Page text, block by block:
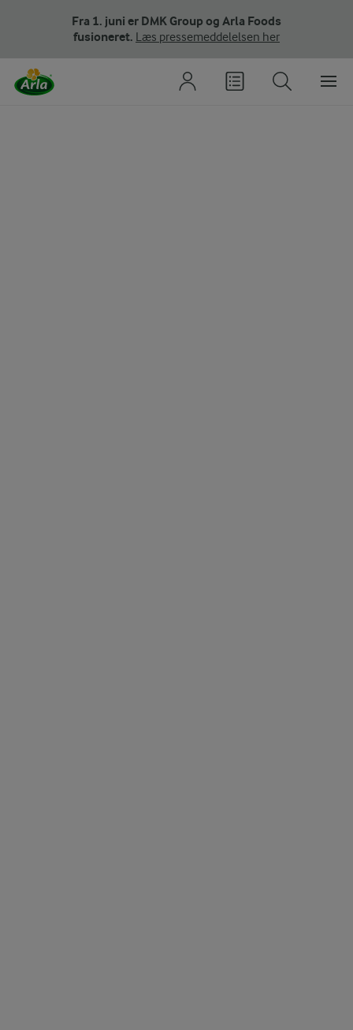
Fra 1. juni er DMK Group og Arla Foods
fusioneret. Læs pressemeddelelsen her